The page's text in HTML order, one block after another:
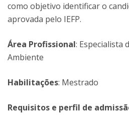
como objetivo identificar o
aprovada pelo IEFP.
Área Profissional: Especialista
Ambiente
Habilitações: Mestrado
Requisitos e perfil de